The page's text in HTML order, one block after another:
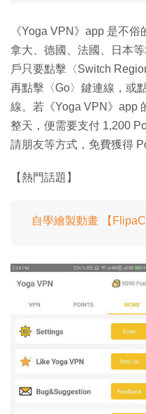
《Yoga VPN》app 是不
拿大、德國、法國、日本
戶只要點擊〈Switch
再點擊〈Go〉鍵連線，或
線。若《Yoga VPN》app
整天，便需要支付 1,200
請朋友等方式，免費獲得
【熱門話題】
自學繪製動畫 【